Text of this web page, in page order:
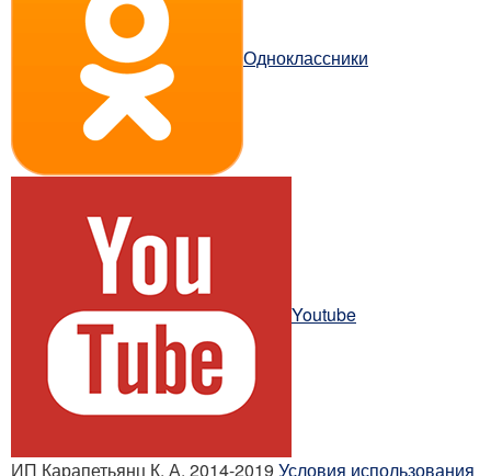
Одноклассники
Youtube
ИП Карапетьянц К. А. 2014-2019 Условия использования